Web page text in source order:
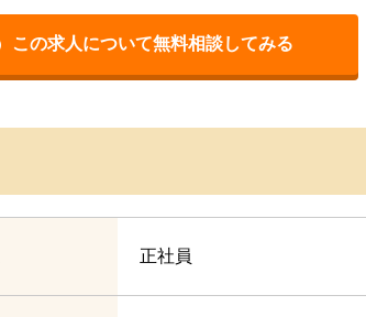
この求人について無料相談してみる
正社員